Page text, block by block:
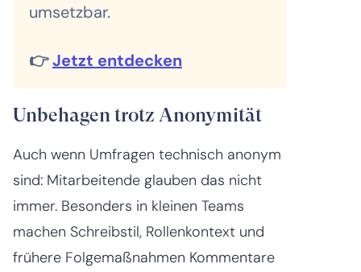
umsetzbar.
👉Jetzt entdecken
Unbehagen trotz Anonymität
Auch wenn Umfragen technisch anonym
sind: Mitarbeitende glauben das nicht
immer. Besonders in kleinen Teams
machen Schreibstil, Rollenkontext und
frühere Folgemaßnahmen Kommentare